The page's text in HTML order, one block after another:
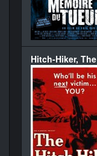
Hitch-Hiker, The